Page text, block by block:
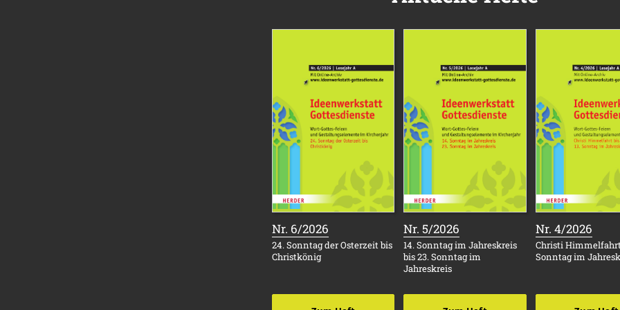
Nr. 6/2026
24. Sonntag der Osterzeit bis
Christkönig
Nr. 5/2026
14. Sonntag im Jahreskreis
bis 23. Sonntag im
Jahreskreis
Nr. 4/2026
Christi Himmelfahrt
Sonntag im